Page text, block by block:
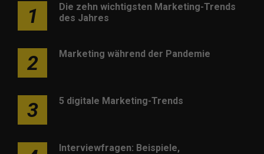
1
Die zehn wichtigsten Marketing-Trends
des Jahres
2 Marketing während der Pandemie
3 5 digitale Marketing-Trends
Interviewfragen: Beispiele,